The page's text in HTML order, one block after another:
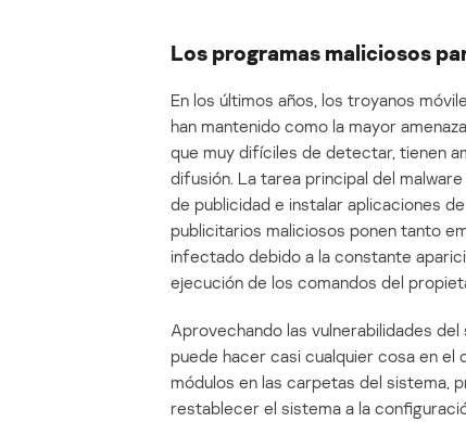
Los programas maliciosos
En los últimos años, los troyanos
han mantenido como la mayor
que muy difíciles de detectar, tienen
difusión. La tarea principal del
de publicidad e instalar aplicaciones
publicitarios maliciosos ponen tanto
infectado debido a la constante
ejecución de los comandos del
Aprovechando las vulnerabilidades
puede hacer casi cualquier cosa en el
módulos en las carpetas del sistema,
restablecer el sistema a la